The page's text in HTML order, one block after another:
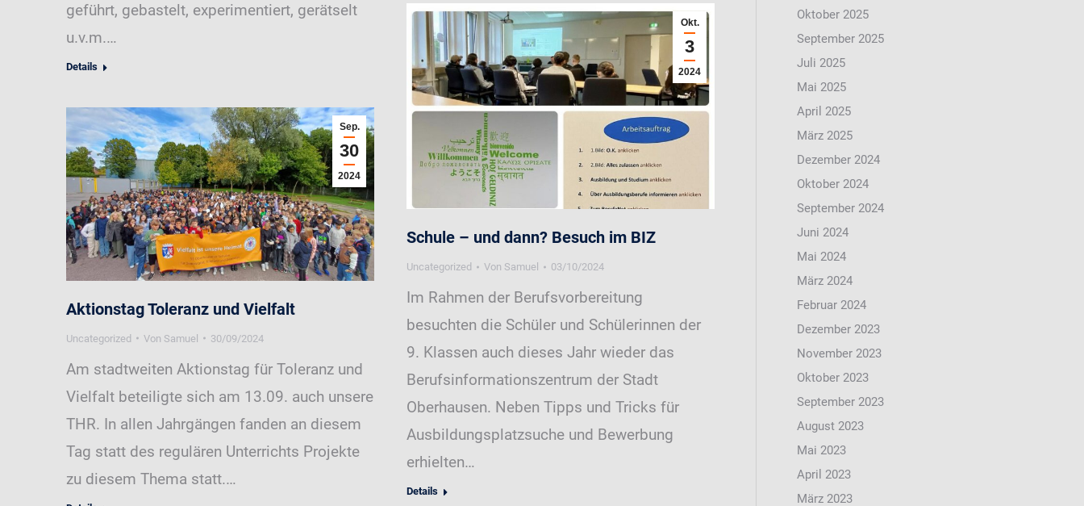
geführt, gebastelt, experimentiert, gerätselt
u.v.m.…
Details
Okt.
3
2024
Schule – und dann? Besuch im BIZ
Uncategorized Von Samuel 03/10/2024
Im Rahmen der Berufsvorbereitung
besuchten die Schüler und Schülerinnen der
9. Klassen auch dieses Jahr wieder das
Berufsinformationszentrum der Stadt
Oberhausen. Neben Tipps und Tricks für
Ausbildungsplatzsuche und Bewerbung
erhielten…
Details
Sep.
30
2024
Aktionstag Toleranz und Vielfalt
Uncategorized Von Samuel 30/09/2024
Am stadtweiten Aktionstag für Toleranz und
Vielfalt beteiligte sich am 13.09. auch unsere
THR. In allen Jahrgängen fanden an diesem
Tag statt des regulären Unterrichts Projekte
zu diesem Thema statt.…
Oktober 2025
September 2025
Juli 2025
Mai 2025
April 2025
März 2025
Dezember 2024
Oktober 2024
September 2024
Juni 2024
Mai 2024
März 2024
Februar 2024
Dezember 2023
November 2023
Oktober 2023
September 2023
August 2023
Mai 2023
April 2023
März 2023